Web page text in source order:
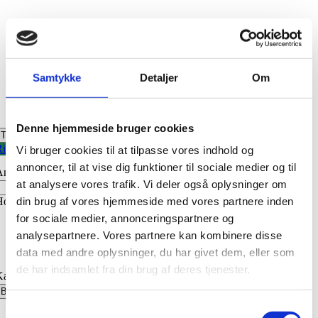
Samtykke Detaljer Om
Denne hjemmeside bruger cookies
Vi bruger cookies til at tilpasse vores indhold og
annoncer, til at vise dig funktioner til sociale medier og til
at analysere vores trafik. Vi deler også oplysninger om
din brug af vores hjemmeside med vores partnere inden
for sociale medier, annonceringspartnere og
analysepartnere. Vores partnere kan kombinere disse
data med andre oplysninger, du har givet dem, eller som
de har indsamlet fra din brug af deres tjenester.
Select Language:
EN:
Toggle navigation
nuBook nuLog ind
Her og nu
Kasinopakker
Poker
Kasinoet
Afgang:
Vælg hotel
Munkebjerg Hotel
Hotel Opus
Vejle Center Hotel
kode:
Book nu
Log ind
Adgangskode
Bestil ny adgangskode
Leave
this
alone
Endnu ikke oprettet?
Opret bruger